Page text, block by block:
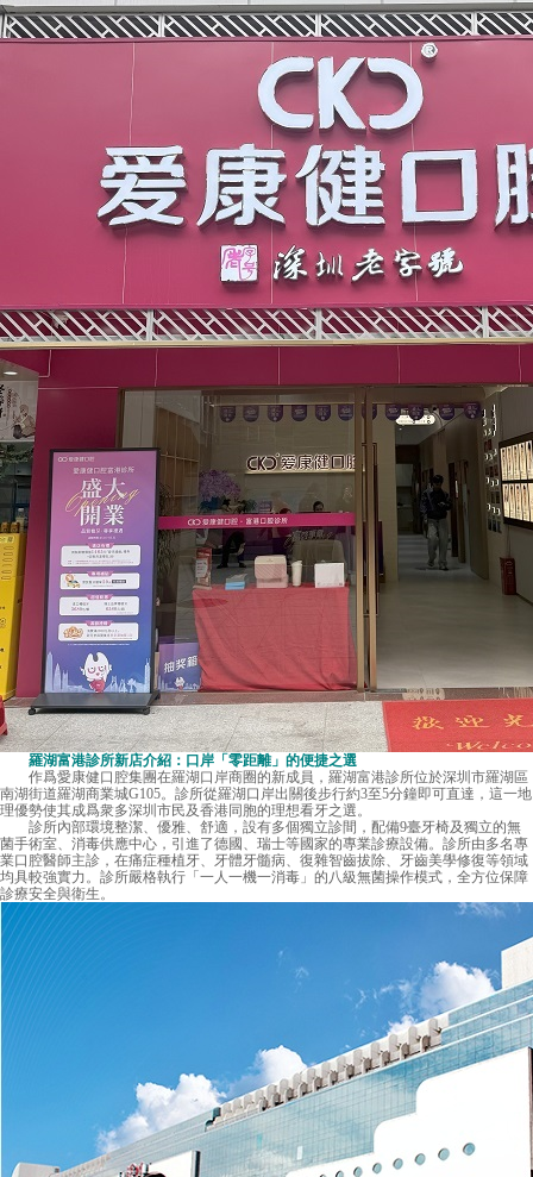
羅湖富港診所新店介紹：口岸「零距離」的便捷之選
作爲愛康健口腔集團在羅湖口岸商圈的新成員，羅湖富港診所位於深圳市羅湖區
南湖街道羅湖商業城G105。診所從羅湖口岸出關後步行約3至5分鐘即可直達，這一地
理優勢使其成爲衆多深圳市民及香港同胞的理想看牙之選。
診所內部環境整潔、優雅、舒適，設有多個獨立診間，配備9臺牙椅及獨立的無
菌手術室、消毒供應中心，引進了德國、瑞士等國家的專業診療設備。診所由多名專
業口腔醫師主診，在痛症種植牙、牙體牙髓病、復雜智齒拔除、牙齒美學修復等領域
均具較強實力。診所嚴格執行「一人一機一消毒」的八級無菌操作模式，全方位保障
診療安全與衛生。